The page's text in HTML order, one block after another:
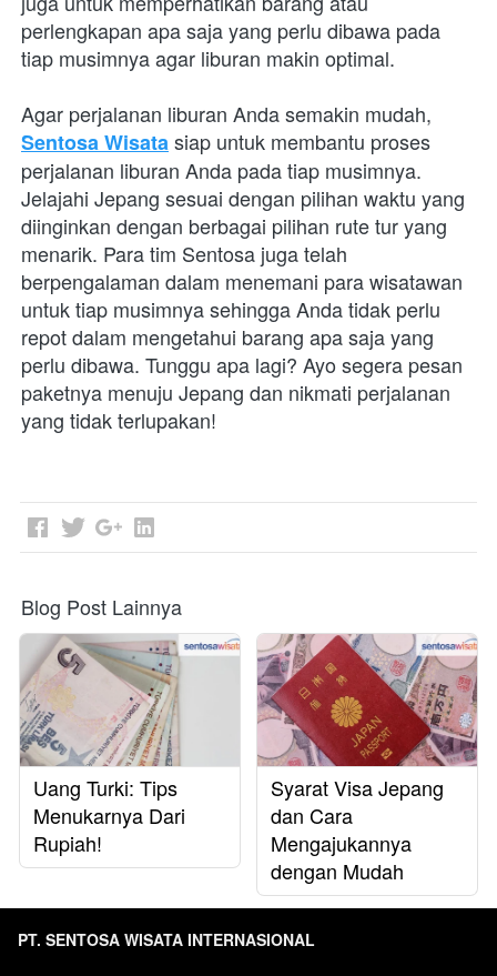
perlengkapan apa saja yang perlu dibawa pada
tiap musimnya agar liburan makin optimal.
Sentosa Wisata siap untuk membantu proses
perjalanan liburan Anda pada tiap musimnya.
Jelajahi Jepang sesuai dengan pilihan waktu yang
diinginkan dengan berbagai pilihan rute tur yang
menarik. Para tim Sentosa juga telah
berpengalaman dalam menemani para wisatawan
untuk tiap musimnya sehingga Anda tidak perlu
repot dalam mengetahui barang apa saja yang
perlu dibawa. Tunggu apa lagi? Ayo segera pesan
paketnya menuju Jepang dan nikmati perjalanan
yang tidak terlupakan!
Blog Post Lainnya
Uang Turki: Tips
Menukarnya Dari
Rupiah!
Syarat Visa Jepang
dan Cara
Mengajukannya
dengan Mudah
PT. SENTOSA WISATA INTERNASIONAL